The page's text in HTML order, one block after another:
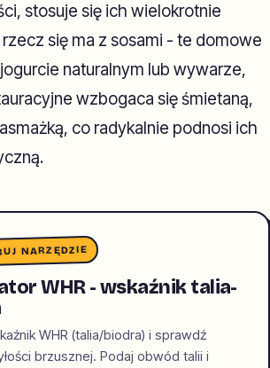
stosuje się ich wielokrotnie
się ma z sosami - te domowe
naturalnym lub wywarze,
wzbogaca się śmietaną,
co radykalnie podnosi ich
NARZĘDZIE
WHR - wskaźnik talia-
WHR (talia/biodra) i sprawdź
brzusznej. Podaj obwód talii i